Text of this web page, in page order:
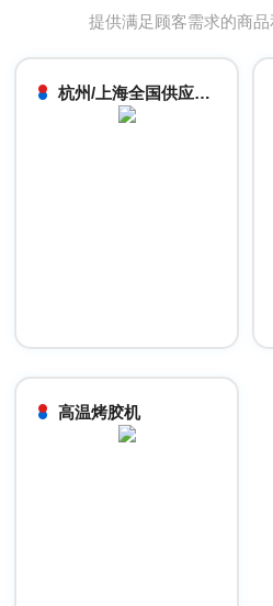
提供满足顾客需求的商品
杭州/上海全国供应 | 高温烤胶机、等离子去胶机、涂胶机自动化设备
高温烤胶机